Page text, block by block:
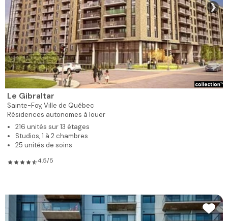
❯
Le Gibraltar
Sainte-Foy,Ville de Québec
Résidences autonomes à louer
216 unités sur 13 étages
Studios, 1 à 2 chambres
25 unités de soins
4.5/5